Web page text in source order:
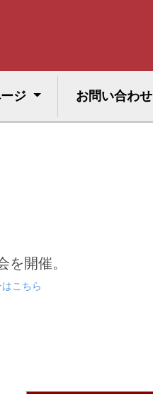
ジ お問い合わせ
開催。
こちら